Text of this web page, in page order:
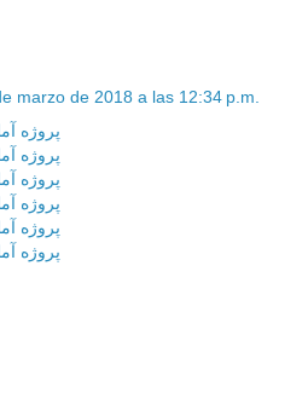
marzo de 2018 a las 12:34 p.m.
پروژه
پروژه
پروژه
پروژه
پروژه
پروژه